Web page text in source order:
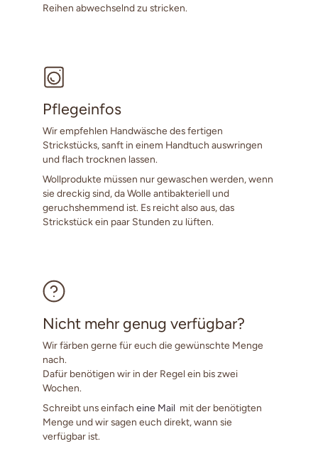
Reihen abwechselnd zu stricken.
Pflegeinfos
Wir empfehlen Handwäsche des fertigen
Strickstücks, sanft in einem Handtuch auswringen
und flach trocknen lassen.
Wollprodukte müssen nur gewaschen werden, wenn
sie dreckig sind, da Wolle antibakteriell und
geruchshemmend ist. Es reicht also aus, das
Strickstück ein paar Stunden zu lüften.
Nicht mehr genug verfügbar?
Wir färben gerne für euch die gewünschte Menge
nach.
Dafür benötigen wir in der Regel ein bis zwei
Wochen.
Schreibt uns einfach eine Mail mit der benötigten
Menge und wir sagen euch direkt, wann sie
verfügbar ist.